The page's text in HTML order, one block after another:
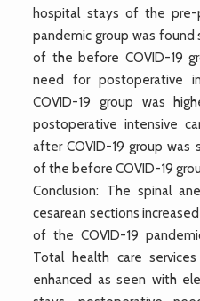
hospital stays of the
pandemic group was
of the before COVID-19
need for postoperative
COVID-19 group was
postoperative intensive
after COVID-19 group was
of the before COVID-19
Conclusion: The spinal
cesarean sections
of the COVID-19
Total health care
enhanced as seen with